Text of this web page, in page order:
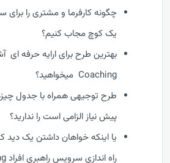
چگونه کارفرما و مشتری را برای
یک کوچ مجاب کنیم؟
بهترین طرح برای ارایه حرفه ای
Coaching میخواهید؟
طرح توجیهی همراه با جدول
پیش نیاز الزامی است را ندارید؟
یا اینکه خواهان داشتن یک دید